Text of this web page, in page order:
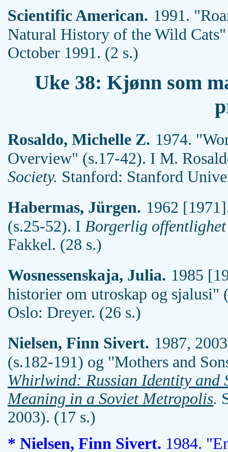
Scientific American. 1991.
Natural History of the Wild
October 1991. (2 s.)
Uke 38: Kjønn som
Rosaldo, Michelle Z. 1974.
Overview" (s.17-42). I M.
Society. Stanford: Stanford
Habermas, Jürgen. 1962
(s.25-52). I Borgerlig
Fakkel. (28 s.)
Wosnessenskaja, Julia. 1985
historier om utroskap og sjalusi"
Oslo: Dreyer. (26 s.)
Nielsen, Finn Sivert. 1987,
(s.182-191) og "Mothers and
Whirlwind: Russian Identity and
Meaning in a Soviet Metropolis.
2003). (17 s.)
* Nielsen, Finn Sivert. 1984.